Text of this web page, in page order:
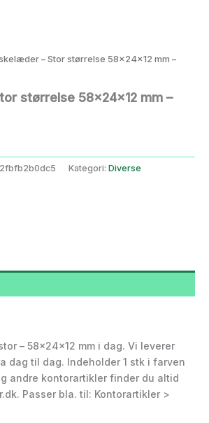
– Stor størrelse 58x24x12 mm –
størrelse 58x24x12 mm –
Kategori: Diverse
– 58x24x12 mm i dag. Vi leverer
dag til dag. Indeholder 1 stk i farven
andre kontorartikler finder du altid
Passer bla. til: Kontorartikler >